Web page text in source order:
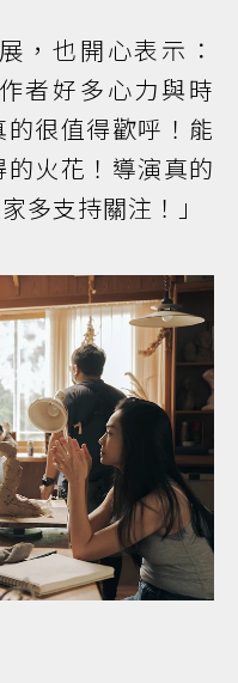
，也開心表示：
者好多心力與時
很值得歡呼！能
火花！導演真的
多支持關注！」